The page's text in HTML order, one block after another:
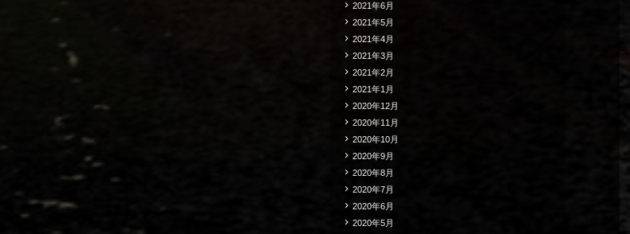
2021年6月
2021年5月
2021年4月
2021年3月
2021年2月
2021年1月
2020年12月
2020年11月
2020年10月
2020年9月
2020年8月
2020年7月
2020年6月
2020年5月